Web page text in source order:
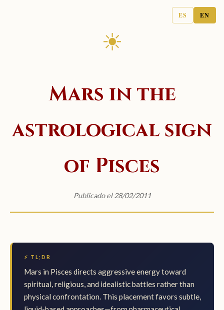
ES EN
☀
Mars in the
astrological sign
of Pisces
Publicado el 28/02/2011
⚡ TL;DR
Mars in Pisces directs aggressive energy toward
spiritual, religious, and idealistic battles rather than
physical confrontation. This placement favors subtle,